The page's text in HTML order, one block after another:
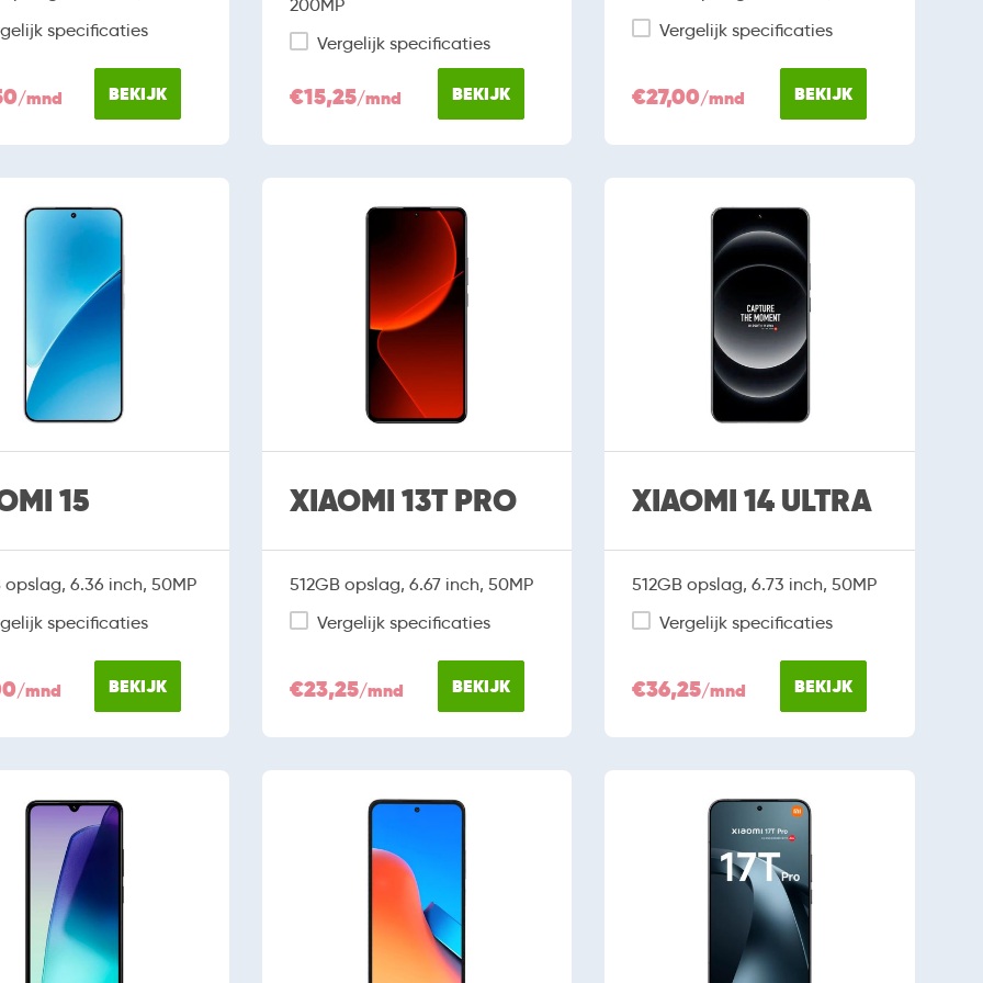
specificaties
/mnd BEKIJK
200MP
Vergelijk specificaties
€15,25/mnd BEKIJK
Vergelijk specificaties
€27,00/mnd BEKIJK
15
opslag, 6.36 inch, 50MP
specificaties
/mnd BEKIJK
XIAOMI 13T PRO
512GB opslag, 6.67 inch, 50MP
Vergelijk specificaties
€23,25/mnd BEKIJK
XIAOMI 14 ULTRA
512GB opslag, 6.73 inch, 50MP
Vergelijk specificaties
€36,25/mnd BEKIJK